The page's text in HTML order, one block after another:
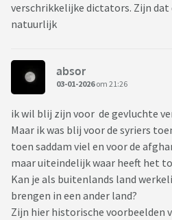
verschrikkelijke dictators. Zijn
natuurlijk
absor
03-01-2026om 21:26
ik wil blij zijn voor de gevluchte
Maar ik was blij voor de syriers
toen saddam viel en voor de
maar uiteindelijk waar heeft het
Kan je als buitenlands land
brengen in een ander land?
Zijn hier historische voorbeelden